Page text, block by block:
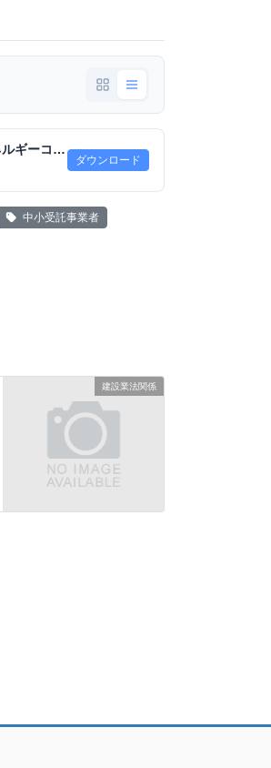
中東情勢の変化等による原材料価格・エネルギーコストの上昇を踏まえた 適切な価格転嫁等に関する中小受託事業者に対する配慮について（周知依頼）.pdf
ダウンロード
中小受託事業者
建設業法関係